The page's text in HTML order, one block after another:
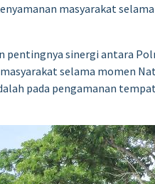
masyarakat
pentingnya sinergi antara
selama momen
pada pengamanan